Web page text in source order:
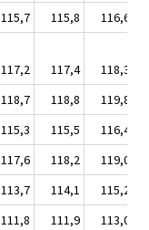
115,7 115,8
116,6
117,2 117,4
118,3
118,7 118,8
119,8
115,3 115,5
116,4
117,6 118,2
119,0
113,7 114,1
115,2
111,8 111,9 113,0